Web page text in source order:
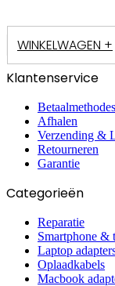
WINKELWAGEN +
Klantenservice
Betaalmethodes
Afhalen
Verzending &
Retourneren
Garantie
Categorieën
Reparatie
Smartphone &
Laptop
Oplaadkabels
Macbook